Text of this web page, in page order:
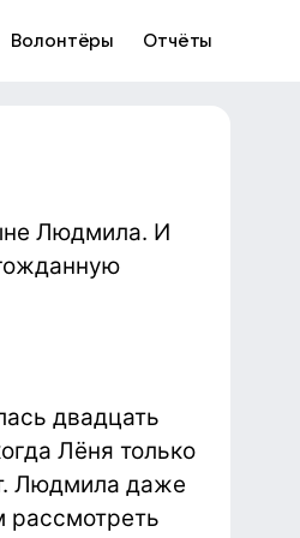
Волонтёры Отчёты
Людмила. И
двадцать
Лёня только
Людмила даже
рассмотреть